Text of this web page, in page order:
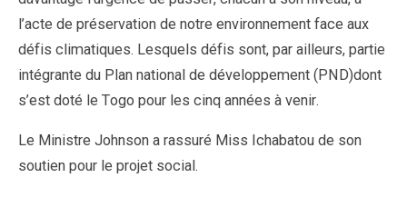
l’acte de préservation de notre environnement face aux
défis climatiques. Lesquels défis sont, par ailleurs, partie
intégrante du Plan national de développement (PND)dont
s’est doté le Togo pour les cinq années à venir.
Le Ministre Johnson a rassuré Miss Ichabatou de son
soutien pour le projet social.